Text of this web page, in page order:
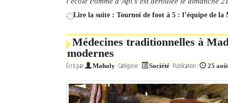
Lire la suite : Tournoi de foot à 5 : l’équipe de la
Médecines traditionnelles à
modernes
Écrit par Maholy Catégorie : Société Publication : 25